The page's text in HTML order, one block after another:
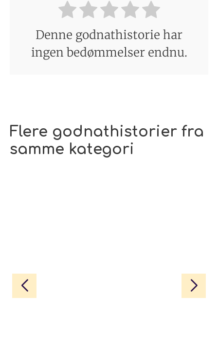
Denne godnathistorie har
ingen bedømmelser endnu.
Flere godnathistorier fra
samme kategori